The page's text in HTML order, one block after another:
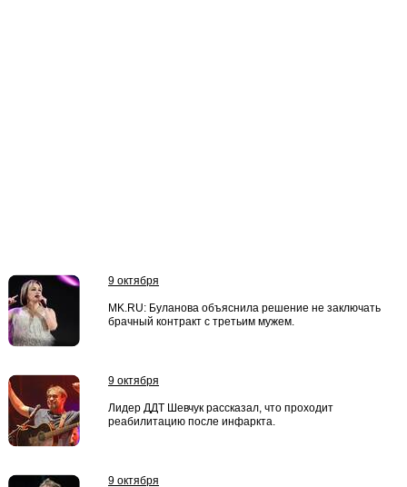
9 октября
MK.RU: Буланова объяснила решение не заключать
брачный контракт с третьим мужем.
9 октября
Лидер ДДТ Шевчук рассказал, что проходит
реабилитацию после инфаркта.
9 октября